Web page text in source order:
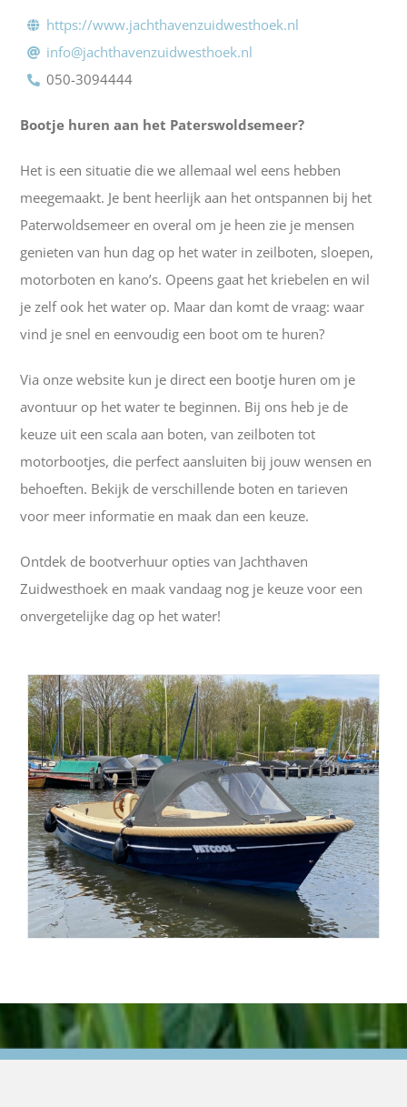
https://www.jachthavenzuidwesthoek.nl
info@jachthavenzuidwesthoek.nl
050-3094444
Bootje huren aan het Paterswoldsemeer?
Het is een situatie die we allemaal wel eens hebben
meegemaakt. Je bent heerlijk aan het ontspannen bij het
Paterwoldsemeer en overal om je heen zie je mensen
genieten van hun dag op het water in zeilboten, sloepen,
motorboten en kano’s. Opeens gaat het kriebelen en wil
je zelf ook het water op. Maar dan komt de vraag: waar
vind je snel en eenvoudig een boot om te huren?
Via onze website kun je direct een bootje huren om je
avontuur op het water te beginnen. Bij ons heb je de
keuze uit een scala aan boten, van zeilboten tot
motorbootjes, die perfect aansluiten bij jouw wensen en
behoeften. Bekijk de verschillende boten en tarieven
voor meer informatie en maak dan een keuze.
Ontdek de bootverhuur opties van Jachthaven
Zuidwesthoek en maak vandaag nog je keuze voor een
onvergetelijke dag op het water!